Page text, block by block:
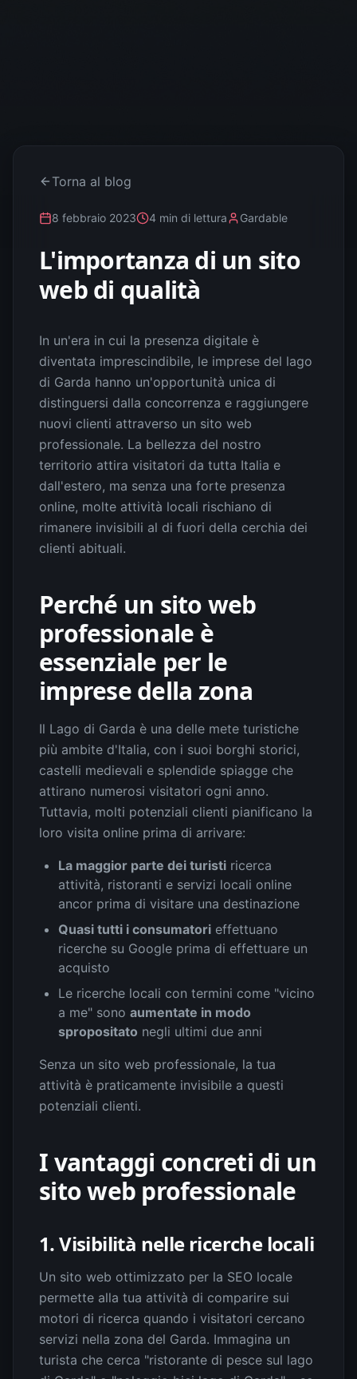
Torna al blog
8 febbraio 2023 4 min di lettura Gardable
L'importanza di un sito
web di qualità
In un'era in cui la presenza digitale è
diventata imprescindibile, le imprese del lago
di Garda hanno un'opportunità unica di
distinguersi dalla concorrenza e raggiungere
nuovi clienti attraverso un sito web
professionale. La bellezza del nostro
territorio attira visitatori da tutta Italia e
dall'estero, ma senza una forte presenza
online, molte attività locali rischiano di
rimanere invisibili al di fuori della cerchia dei
clienti abituali.
Perché un sito web
professionale è
essenziale per le
imprese della zona
Il Lago di Garda è una delle mete turistiche
più ambite d'Italia, con i suoi borghi storici,
castelli medievali e splendide spiagge che
attirano numerosi visitatori ogni anno.
Tuttavia, molti potenziali clienti pianificano la
loro visita online prima di arrivare:
La maggior parte dei turisti ricerca
attività, ristoranti e servizi locali online
ancor prima di visitare una destinazione
Quasi tutti i consumatori effettuano
ricerche su Google prima di effettuare un
acquisto
Le ricerche locali con termini come "vicino
a me" sono aumentate in modo
spropositato negli ultimi due anni
Senza un sito web professionale, la tua
attività è praticamente invisibile a questi
potenziali clienti.
I vantaggi concreti di un
sito web professionale
1. Visibilità nelle ricerche locali
Un sito web ottimizzato per la SEO locale
permette alla tua attività di comparire sui
motori di ricerca quando i visitatori cercano
servizi nella zona del Garda. Immagina un
turista che cerca "ristorante di pesce sul lago